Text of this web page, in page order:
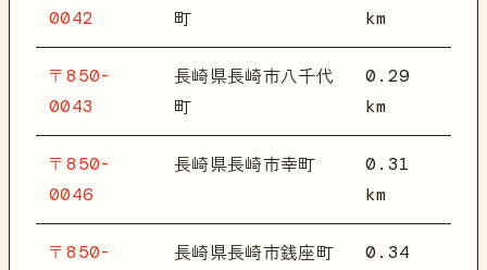
0042 町 km
〒850-
0043
長崎県長崎市八千代
町
0.29
km
〒850-
0046
長崎県長崎市幸町
0.31
km
〒850-
長崎県長崎市銭座町
0.34